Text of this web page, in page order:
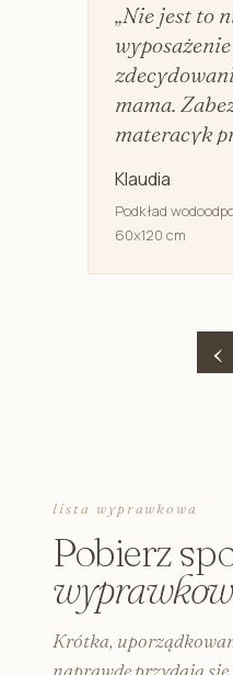
‹
„Nie jest to
mama.
materacyk
Klaudia
Podkład
60x120 cm
lista wyprawkowa
Pobierz
Krótka,